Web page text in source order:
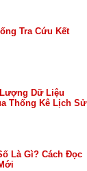
Tra Cứu Kết
Dữ Liệu
Thống Kê Lịch Sử
Là Gì? Cách Đọc